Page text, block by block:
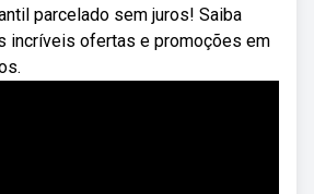
parcelado sem juros! Saiba
incríveis ofertas e promoções em